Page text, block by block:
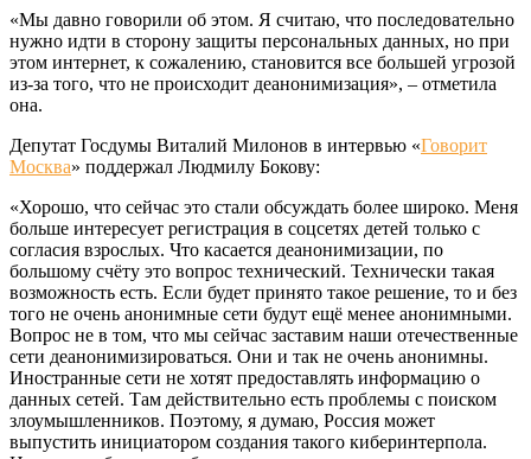
«Мы давно говорили об этом. Я считаю, что последовательно
нужно идти в сторону защиты персональных данных, но при
этом интернет, к сожалению, становится все большей угрозой
из-за того, что не происходит деанонимизация», – отметила
она.
Депутат Госдумы Виталий Милонов в интервью «Говорит
Москва» поддержал Людмилу Бокову:
«Хорошо, что сейчас это стали обсуждать более широко. Меня
больше интересует регистрация в соцсетях детей только с
согласия взрослых. Что касается деанонимизации, по
большому счёту это вопрос технический. Технически такая
возможность есть. Если будет принято такое решение, то и без
того не очень анонимные сети будут ещё менее анонимными.
Вопрос не в том, что мы сейчас заставим наши отечественные
сети деанонимизироваться. Они и так не очень анонимны.
Иностранные сети не хотят предоставлять информацию о
данных сетей. Там действительно есть проблемы с поиском
злоумышленников. Поэтому, я думаю, Россия может
выпустить инициатором создания такого киберинтерпола.